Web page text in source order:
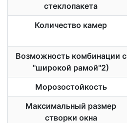
стеклопакета
Количество камер
Возможность комбинации с
"широкой рамой"2)
Морозостойкость
Максимальный размер
створки окна